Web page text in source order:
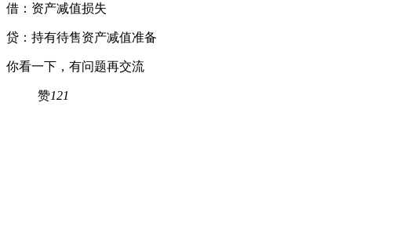
借：资产减值损失
贷：持有待售资产减值准备
你看一下，有问题再交流
赞121